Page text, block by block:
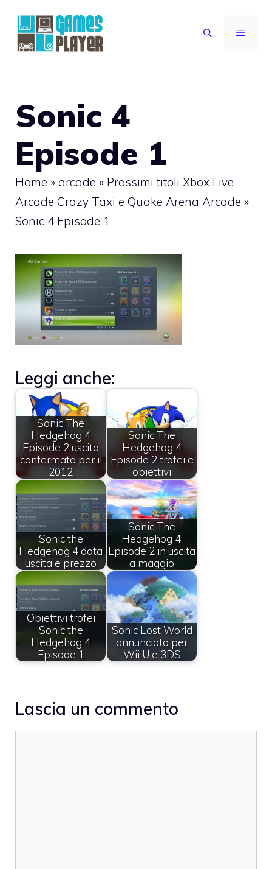
contenuto
MENU
Sonic 4
Episode 1
Home » arcade » Prossimi titoli Xbox Live
Arcade Crazy Taxi e Quake Arena Arcade »
Sonic 4 Episode 1
Leggi anche:
Sonic The
Hedgehog 4
Episode 2 uscita
confermata per il
2012
Sonic The
Hedgehog 4
Episode 2 trofei e
obiettivi
Sonic the
Hedgehog 4 data
uscita e prezzo
Sonic The
Hedgehog 4:
Episode 2 in uscita
a maggio
Obiettivi trofei
Sonic the
Hedgehog 4
Episode 1
Sonic Lost World
annunciato per
Wii U e 3DS
Lascia un commento